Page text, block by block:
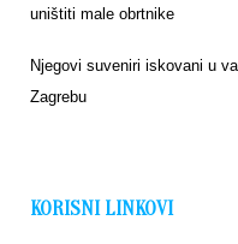
uništiti male obrtnike
Njegovi suveniri iskovani u
Zagrebu
KORISNI LINKOVI